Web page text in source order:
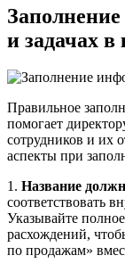
и задачах
Правильное
помогает
сотрудников и их
аспекты при
1. Название
соответствовать
Указывайте
расхождений,
по продажам»